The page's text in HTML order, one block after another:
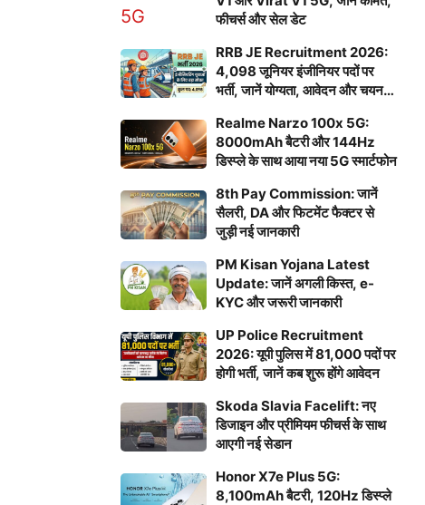
फीचर्स और सेल डेट
RRB JE Recruitment 2026:
4,098 जूनियर इंजीनियर पदों पर
भर्ती, जानें योग्यता, आवेदन और चयन
Realme Narzo 100x 5G:
8000mAh बैटरी और 144Hz
डिस्प्ले के साथ आया नया 5G स्मार्टफोन
8th Pay Commission: जानें
सैलरी, DA और फिटमेंट फैक्टर से
जुड़ी नई जानकारी
PM Kisan Yojana Latest
Update: जानें अगली किस्त, e-
KYC और जरूरी जानकारी
UP Police Recruitment
2026: यूपी पुलिस में 81,000 पदों पर
होगी भर्ती, जानें कब शुरू होंगे आवेदन
Skoda Slavia Facelift: नए
डिजाइन और प्रीमियम फीचर्स के साथ
आएगी नई सेडान
Honor X7e Plus 5G:
8,100mAh बैटरी, 120Hz डिस्प्ले